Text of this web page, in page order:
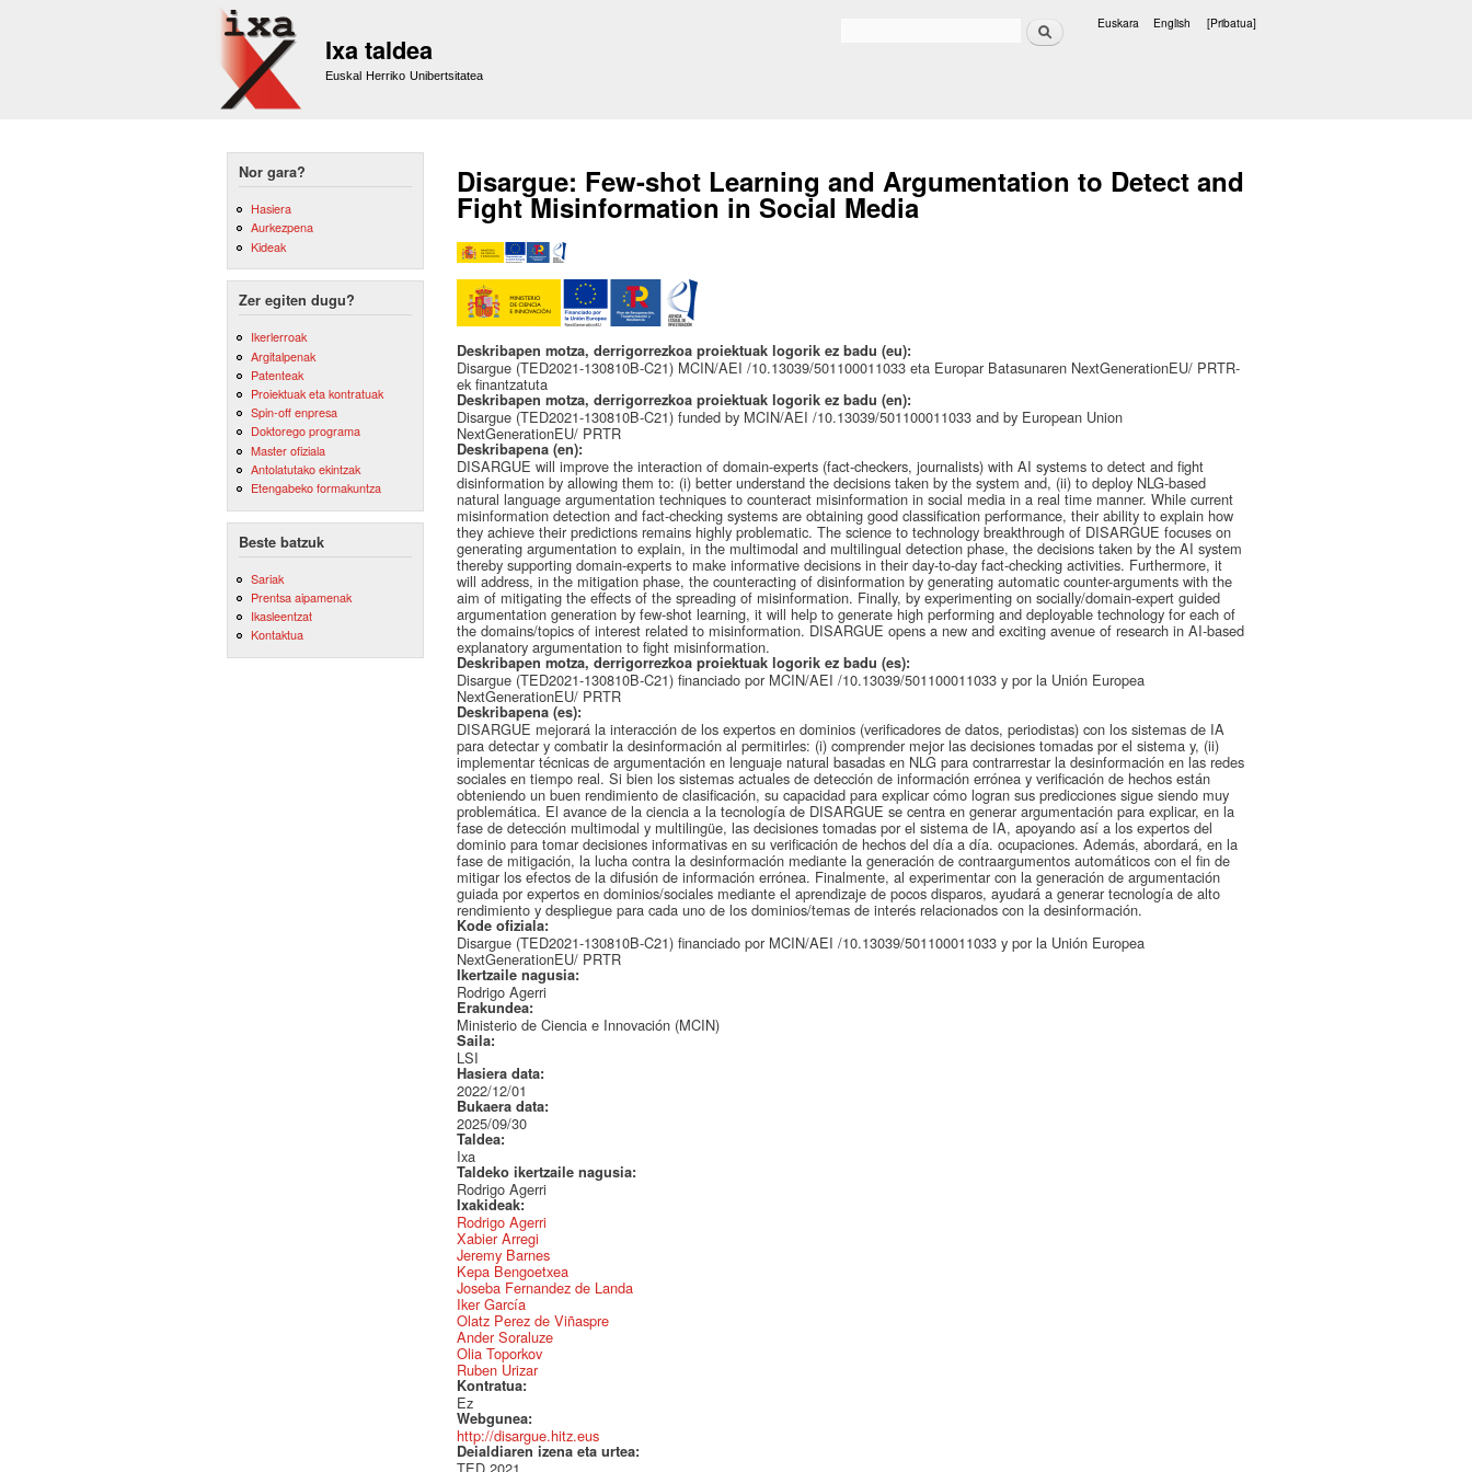
Ixa taldea
Euskal Herriko Unibertsitatea
Bilatu Euskara English [Pribatua]
Nor gara?
Hasiera
Aurkezpena
Kideak
Zer egiten dugu?
Ikerlerroak
Argitalpenak
Patenteak
Proiektuak eta kontratuak
Spin-off enpresa
Doktorego programa
Master ofiziala
Antolatutako ekintzak
Etengabeko formakuntza
Beste batzuk
Sariak
Prentsa aipamenak
Ikasleentzat
Kontaktua
Disargue: Few-shot Learning and Argumentation to Detect and
Fight Misinformation in Social Media
Deskribapen motza, derrigorrezkoa proiektuak logorik ez badu (eu):
Disargue (TED2021-130810B-C21) MCIN/AEI /10.13039/501100011033 eta Europar Batasunaren NextGenerationEU/ PRTR-
ek finantzatuta
Deskribapen motza, derrigorrezkoa proiektuak logorik ez badu (en):
Disargue (TED2021-130810B-C21) funded by MCIN/AEI /10.13039/501100011033 and by European Union
NextGenerationEU/ PRTR
Deskribapena (en):
DISARGUE will improve the interaction of domain-experts (fact-checkers, journalists) with AI systems to detect and fight
disinformation by allowing them to: (i) better understand the decisions taken by the system and, (ii) to deploy NLG-based
natural language argumentation techniques to counteract misinformation in social media in a real time manner. While current
misinformation detection and fact-checking systems are obtaining good classification performance, their ability to explain how
they achieve their predictions remains highly problematic. The science to technology breakthrough of DISARGUE focuses on
generating argumentation to explain, in the multimodal and multilingual detection phase, the decisions taken by the AI system
thereby supporting domain-experts to make informative decisions in their day-to-day fact-checking activities. Furthermore, it
will address, in the mitigation phase, the counteracting of disinformation by generating automatic counter-arguments with the
aim of mitigating the effects of the spreading of misinformation. Finally, by experimenting on socially/domain-expert guided
argumentation generation by few-shot learning, it will help to generate high performing and deployable technology for each of
the domains/topics of interest related to misinformation. DISARGUE opens a new and exciting avenue of research in AI-based
explanatory argumentation to fight misinformation.
Deskribapen motza, derrigorrezkoa proiektuak logorik ez badu (es):
Disargue (TED2021-130810B-C21) financiado por MCIN/AEI /10.13039/501100011033 y por la Unión Europea
NextGenerationEU/ PRTR
Deskribapena (es):
DISARGUE mejorará la interacción de los expertos en dominios (verificadores de datos, periodistas) con los sistemas de IA
para detectar y combatir la desinformación al permitirles: (i) comprender mejor las decisiones tomadas por el sistema y, (ii)
implementar técnicas de argumentación en lenguaje natural basadas en NLG para contrarrestar la desinformación en las redes
sociales en tiempo real. Si bien los sistemas actuales de detección de información errónea y verificación de hechos están
obteniendo un buen rendimiento de clasificación, su capacidad para explicar cómo logran sus predicciones sigue siendo muy
problemática. El avance de la ciencia a la tecnología de DISARGUE se centra en generar argumentación para explicar, en la
fase de detección multimodal y multilingüe, las decisiones tomadas por el sistema de IA, apoyando así a los expertos del
dominio para tomar decisiones informativas en su verificación de hechos del día a día. ocupaciones. Además, abordará, en la
fase de mitigación, la lucha contra la desinformación mediante la generación de contraargumentos automáticos con el fin de
mitigar los efectos de la difusión de información errónea. Finalmente, al experimentar con la generación de argumentación
guiada por expertos en dominios/sociales mediante el aprendizaje de pocos disparos, ayudará a generar tecnología de alto
rendimiento y despliegue para cada uno de los dominios/temas de interés relacionados con la desinformación.
Kode ofiziala:
Disargue (TED2021-130810B-C21) financiado por MCIN/AEI /10.13039/501100011033 y por la Unión Europea
NextGenerationEU/ PRTR
Ikertzaile nagusia:
Rodrigo Agerri
Erakundea:
Ministerio de Ciencia e Innovación (MCIN)
Saila:
LSI
Hasiera data:
2022/12/01
Bukaera data:
2025/09/30
Taldea:
Ixa
Taldeko ikertzaile nagusia:
Rodrigo Agerri
Ixakideak:
Rodrigo Agerri
Xabier Arregi
Jeremy Barnes
Kepa Bengoetxea
Joseba Fernandez de Landa
Iker García
Olatz Perez de Viñaspre
Ander Soraluze
Olia Toporkov
Ruben Urizar
Kontratua:
Ez
Webgunea:
http://disargue.hitz.eus
Deialdiaren izena eta urtea:
TED 2021